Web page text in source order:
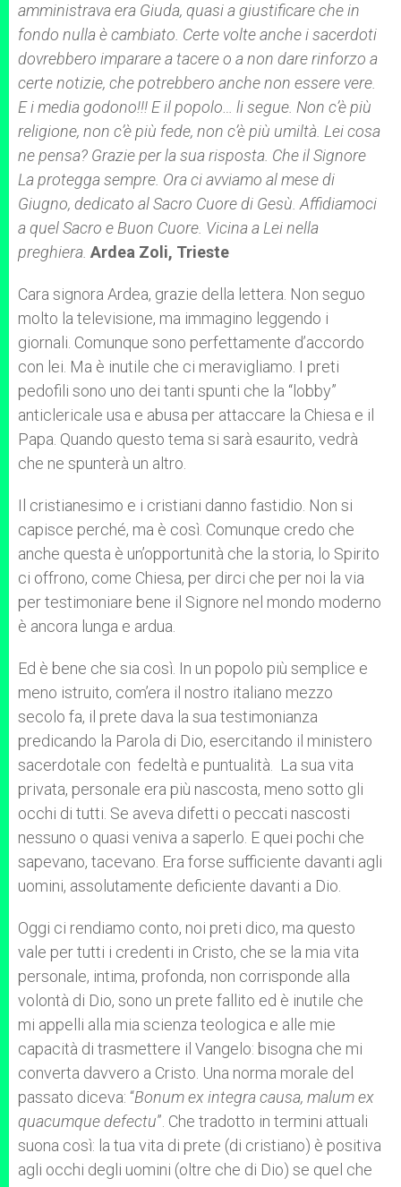
amministrava era Giuda, quasi a giustificare che in
fondo nulla è cambiato. Certe volte anche i sacerdoti
dovrebbero imparare a tacere o a non dare rinforzo a
certe notizie, che potrebbero anche non essere vere.
E i media godono!!! E il popolo… li segue. Non c’è più
religione, non c’è più fede, non c’è più umiltà. Lei cosa
ne pensa? Grazie per la sua risposta. Che il Signore
La protegga sempre. Ora ci avviamo al mese di
Giugno, dedicato al Sacro Cuore di Gesù. Affidiamoci
a quel Sacro e Buon Cuore. Vicina a Lei nella
preghiera. Ardea Zoli, Trieste
Cara signora Ardea, grazie della lettera. Non seguo
molto la televisione, ma immagino leggendo i
giornali. Comunque sono perfettamente d’accordo
con lei. Ma è inutile che ci meravigliamo. I preti
pedofili sono uno dei tanti spunti che la “lobby”
anticlericale usa e abusa per attaccare la Chiesa e il
Papa. Quando questo tema si sarà esaurito, vedrà
che ne spunterà un altro.
Il cristianesimo e i cristiani danno fastidio. Non si
capisce perché, ma è così. Comunque credo che
anche questa è un’opportunità che la storia, lo Spirito
ci offrono, come Chiesa, per dirci che per noi la via
per testimoniare bene il Signore nel mondo moderno
è ancora lunga e ardua.
Ed è bene che sia così. In un popolo più semplice e
meno istruito, com’era il nostro italiano mezzo
secolo fa, il prete dava la sua testimonianza
predicando la Parola di Dio, esercitando il ministero
sacerdotale con fedeltà e puntualità. La sua vita
privata, personale era più nascosta, meno sotto gli
occhi di tutti. Se aveva difetti o peccati nascosti
nessuno o quasi veniva a saperlo. E quei pochi che
sapevano, tacevano. Era forse sufficiente davanti agli
uomini, assolutamente deficiente davanti a Dio.
Oggi ci rendiamo conto, noi preti dico, ma questo
vale per tutti i credenti in Cristo, che se la mia vita
personale, intima, profonda, non corrisponde alla
volontà di Dio, sono un prete fallito ed è inutile che
mi appelli alla mia scienza teologica e alle mie
capacità di trasmettere il Vangelo: bisogna che mi
converta davvero a Cristo. Una norma morale del
passato diceva: “Bonum ex integra causa, malum ex
quacumque defectu”. Che tradotto in termini attuali
suona così: la tua vita di prete (di cristiano) è positiva
agli occhi degli uomini (oltre che di Dio) se quel che